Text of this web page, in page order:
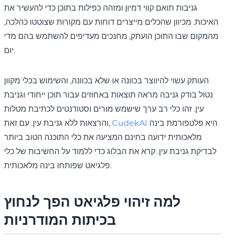
גניבות תואם קווי דמיון ומזהה כפילות בתוכן כדי להעשיר את
האיכות. מכיוון שהכלים מייצרים דוחות עם מקורות שצוטטו כהלכה,
מהמקום שבו התוכן הועתק, מחנכים מעדיפים להשתמש בהם מדי
יום.
העותק עשוי להיווצר בכוונה או שלא בכוונה, והשימוש בכלי מקוון
נטול בודק גניבה מראה תוצאות באחוזים עבור תוכן ייחודי וגניבת
עין. זהו כלי רב ערך שישמש מורים וסטודנטים לכתיבת מטלות
והרצאות ללא גניבת עין. עם זאת, CudekAI
מלאכותית ידועה בחינם המציעה את כלי התוכנה הטוב ביותר
לבדיקת גניבת עין. קרא את הבלוג כדי ללמוד על החשיבות של כלי
פלגיאט שפותחו בינה מלאכותית.
למה זיהוי פלגיאט הפך לנחוץ
בכיתות המודרניות